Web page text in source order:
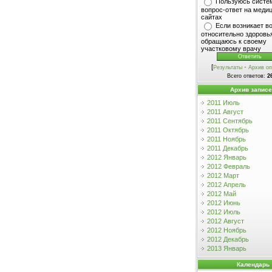
вопрос-ответ на
сайтах
Если возникает
относительно
обращаюсь к своему
участковому врачу
[Результаты· Архив
Всего ответов:
Архив
2011 Июль
2011 Август
2011 Сентябрь
2011 Октябрь
2011 Ноябрь
2011 Декабрь
2012 Январь
2012 Февраль
2012 Март
2012 Апрель
2012 Май
2012 Июнь
2012 Июль
2012 Август
2012 Ноябрь
2012 Декабрь
2013 Январь
Календарь